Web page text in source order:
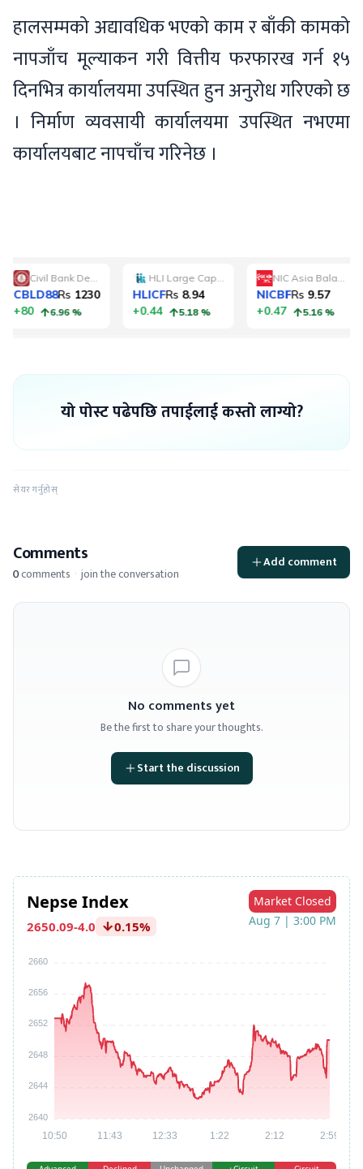
हालसम्मको अद्यावधिक भएको काम र बाँकी कामको
नापजाँच मूल्याकन गरी वित्तीय फरफारख गर्न १५
दिनभित्र कार्यालयमा उपस्थित हुन अनुरोध गरिएको छ
। निर्माण व्यवसायी कार्यालयमा उपस्थित नभएमा
कार्यालयबाट नापचाँच गरिनेछ ।
यो पोस्ट पढेपछि तपाईलाई कस्तो लाग्यो?
सेयर गर्नुहोस्
Comments
0comments · join the conversation
Add comment
No comments yet
Be the first to share your thoughts.
Start the discussion